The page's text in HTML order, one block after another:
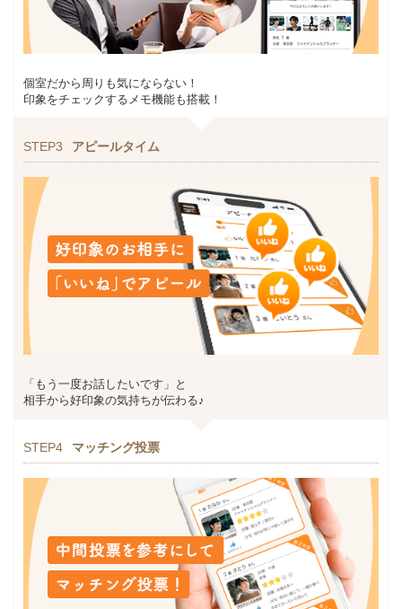
個室だから周りも気にならない！
印象をチェックするメモ機能も搭載！
STEP3 アピールタイム
「もう一度お話したいです」と
相手から好印象の気持ちが伝わる♪
STEP4 マッチング投票